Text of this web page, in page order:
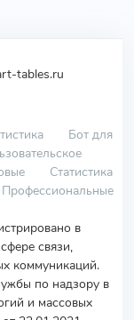
tables.ru
Бот для
Статистика
Профессиональные
в
связи,
коммуникаций.
по надзору в
и массовых